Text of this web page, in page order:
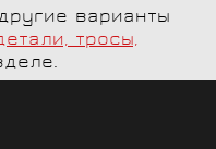
варианты
тросы,